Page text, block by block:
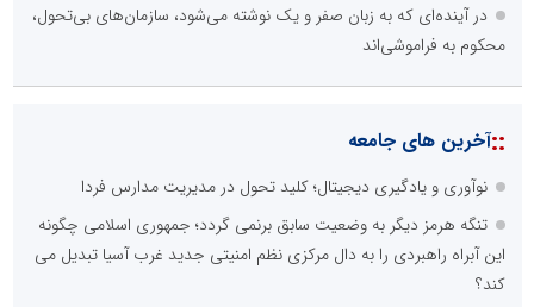
در آینده‌ای که به زبان صفر و یک نوشته می‌شود، سازمان‌های بی‌تحول،
محکوم به فراموشی‌اند
::آخرین های جامعه
نوآوری و یادگیری دیجیتال؛ کلید تحول در مدیریت مدارس فردا
تنگه هرمز دیگر به وضعیت سابق برنمی گردد؛ جمهوری اسلامی چگونه
این آبراه راهبردی را به دال مرکزی نظم امنیتی جدید غرب آسیا تبدیل می
کند؟